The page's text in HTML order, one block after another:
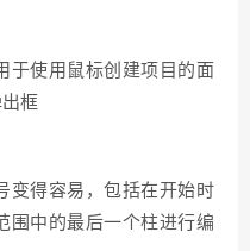
于使用鼠标创建项目的面
框
变得容易，包括在开始时
围中的最后一个柱进行编